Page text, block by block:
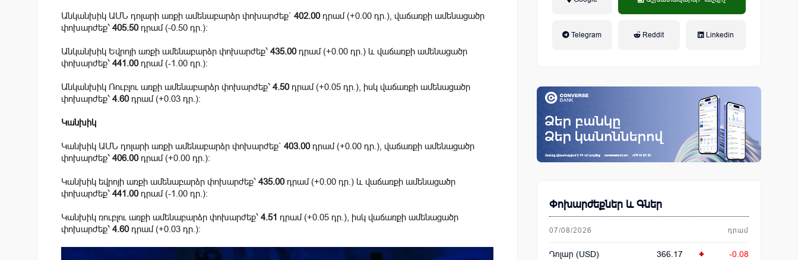
Անկանխիկ ԱՄՆ դոլարի առքի ամենաբարձր փոխարժեք` 402.00դրամ (+0.00 դր.), վաճառքի ամենացածր
փոխարժեք՝ 405.50դրամ (-0.50 դր.):
Անկանխիկ Եվրոյի առքի ամենաբարձր փոխարժեք՝ 435.00դրամ (+0.00 դր.) և վաճառքի ամենացածր
փոխարժեք՝ 441.00դրամ (-1.00 դր.):
Անկանխիկ Ռուբլու առքի ամենաբարձր փոխարժեք՝ 4.50դրամ (+0.05 դր.), իսկ վաճառքի ամենացածր
փոխարժեք՝ 4.60դրամ (+0.03 դր.):
Կանխիկ
Կանխիկ ԱՄՆ դոլարի առքի ամենաբարձր փոխարժեք` 403.00դրամ (+0.00 դր.), վաճառքի ամենացածր
փոխարժեք՝ 406.00դրամ (+0.00 դր.):
Կանխիկ եվրոյի առքի ամենաբարձր փոխարժեք՝ 435.00դրամ (+0.00 դր.) և վաճառքի ամենացածր
փոխարժեք՝ 441.00դրամ (-1.00 դր.):
Կանխիկ ռուբլու առքի ամենաբարձր փոխարժեք՝ 4.51 դրամ (+0.05 դր.), իսկ վաճառքի ամենացածր
փոխարժեք՝ 4.60դրամ (+0.03 դր.):
Telegram Reddit Linkedin
Փոխարժեքներ և Գներ
07/08/2026 դրամ
Դոլար (USD) 366.17 -0.08